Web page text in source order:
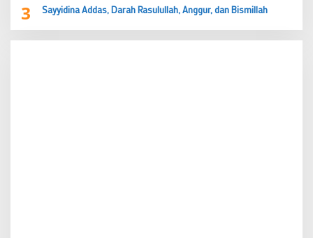
3 Sayyidina Addas, Darah Rasulullah, Anggur, dan Bismillah